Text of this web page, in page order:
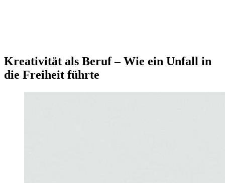
Kreativität als Beruf – Wie ein Unfall in
die Freiheit führte